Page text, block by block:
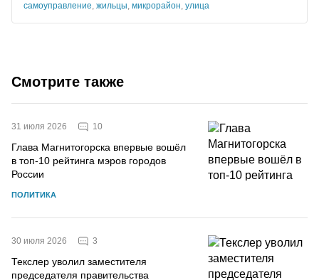
самоуправление, жильцы, микрорайон, улица
Смотрите также
31 июля 2026 10
Глава Магнитогорска впервые вошёл
в топ-10 рейтинга мэров городов
России
ПОЛИТИКА
30 июля 2026 3
Текслер уволил заместителя
председателя правительства